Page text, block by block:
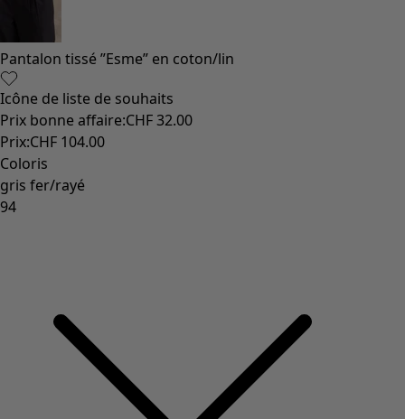
Pantalon tissé ”Esme” en coton/lin
Icône de liste de souhaits
Prix bonne affaire:CHF 32.00
Prix:CHF 104.00
Coloris
gris fer/rayé
94